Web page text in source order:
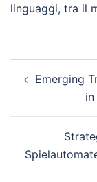
linguaggi, tra il
de Emerging